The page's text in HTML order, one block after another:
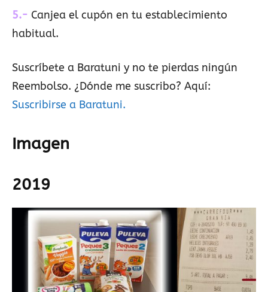
5.- Canjea el cupón en tu establecimiento
habitual.
Suscríbete a Baratuni y no te pierdas ningún
Reembolso. ¿Dónde me suscribo? Aquí:
Suscribirse a Baratuni.
Imagen
2019